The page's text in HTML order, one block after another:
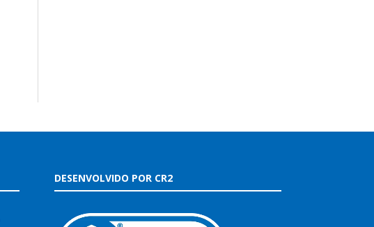
DESENVOLVIDO POR CR2